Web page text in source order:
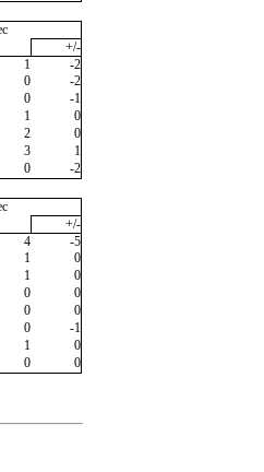
+/-
1
-2
0
-2
0
-1
1
0
2
0
3
1
0
-2
+/-
4
-5
1
0
1
0
0
0
0
0
0
-1
1
0
0 0